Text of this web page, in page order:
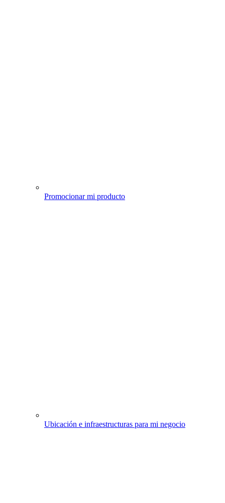
Promocionar mi producto
Ubicación e infraestructuras para mi negocio